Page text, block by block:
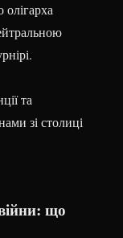
олігарха
та
зі столиці
що